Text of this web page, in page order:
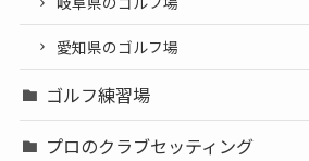
愛知県のゴルフ場
ゴルフ練習場
プロのクラブセッティング